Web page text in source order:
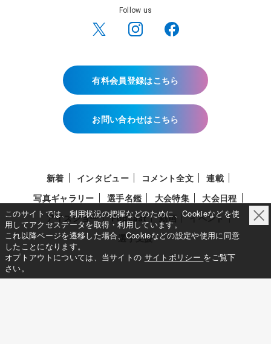
Follow us
有料会員登録はこちら
お問い合わせはこちら
新着 インタビュー コメント全文
連載
写真ギャラリー
選手名鑑 大会特集
大会日程
アイスショー
Podcast 動画
イベント
選手支援
このサイトでは、利用状況の把握などのために、Cookieなどを使
用してアクセスデータを取得・利用しています。
これ以降ページを遷移した場合、Cookieなどの設定や使用に同意
したことになります。
オプトアウトについては、当サイトの サイトポリシー をご覧下
さい。